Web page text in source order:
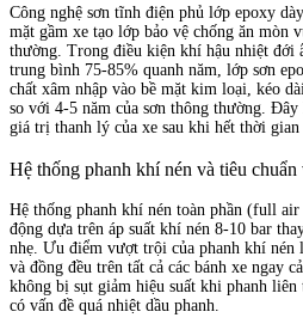
Công nghệ sơn tĩnh điện phủ lớp epoxy
mặt gầm xe tạo lớp bảo vệ chống ăn mòn
thường. Trong điều kiện khí hậu nhiệt đới
trung bình 75-85% quanh năm, lớp sơn
chất xâm nhập vào bề mặt kim loại, kéo
so với 4-5 năm của sơn thông thường.
giá trị thanh lý của xe sau khi hết thời gian
Hệ thống phanh khí nén và tiêu chuẩn
Hệ thống phanh khí nén toàn phần (full
động dựa trên áp suất khí nén 8-10 bar
nhẹ. Ưu điểm vượt trội của phanh khí nén
và đồng đều trên tất cả các bánh xe ngay
không bị sụt giảm hiệu suất khi phanh
có vấn đề quá nhiệt dầu phanh.